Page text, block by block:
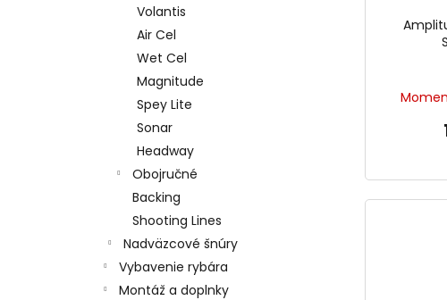
Volantis
Air Cel
Wet Cel
Magnitude
Spey Lite
Sonar
Headway
Obojručné
Backing
Shooting Lines
Nadväzcové šnúry
Vybavenie rybára
Montáž a doplnky